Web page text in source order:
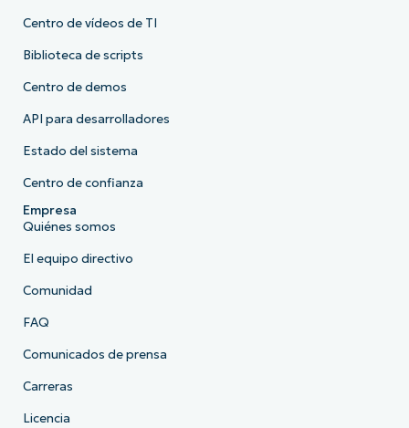
Centro de vídeos de TI
Biblioteca de scripts
Centro de demos
API para desarrolladores
Estado del sistema
Centro de confianza
Empresa
Quiénes somos
El equipo directivo
Comunidad
FAQ
Comunicados de prensa
Carreras
Licencia